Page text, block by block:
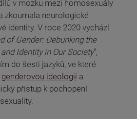
v mozku mezi homosexuály
zkoumala neurologické
identity. V roce 2020 vychází
of Gender: Debunking the
Identity in Our Society",
do šesti jazyků, ve které
genderovou ideologii a
přístup k pochopení